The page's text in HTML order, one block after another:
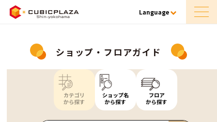
Language
ショップ・フロアガイド
カテゴリ
から探す
ショップ名
から探す
フロア
から探す